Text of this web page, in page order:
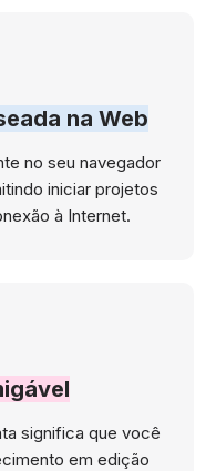
na Web
no seu navegador
iniciar projetos
à Internet.
significa que você
em edição